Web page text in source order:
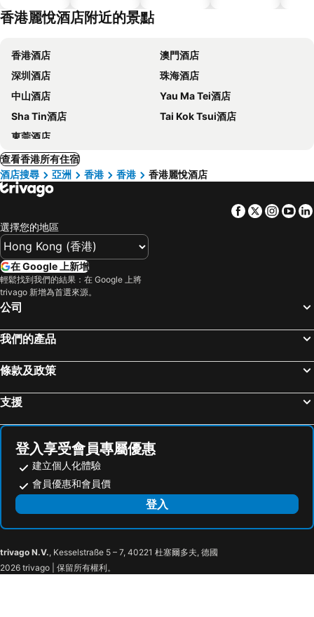
香港麗悅酒店附近的景點
香港酒店
澳門酒店
深圳酒店
珠海酒店
中山酒店
Yau Ma Tei酒店
Sha Tin酒店
Tai Kok Tsui酒店
東莞酒店
查看香港所有住宿
酒店搜尋
亞洲 香港 香港 香港麗悅酒店
Facebook
Twitter
選擇您的地區
在 Google 上新增
輕鬆找到我們的結果：在 Google 上將
trivago 新增為首選來源。
公司
我們的產品
條款及政策
支援
登入享受會員專屬優惠
建立個人化體驗
會員優惠和會員價
登入
trivago N.V., Kesselstraße 5 – 7, 40221 杜塞爾多夫, 德國
2026 trivago | 保留所有權利。